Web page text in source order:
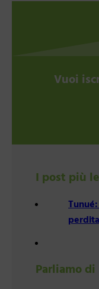
Vuoi
I post più
perdita
Parliamo di